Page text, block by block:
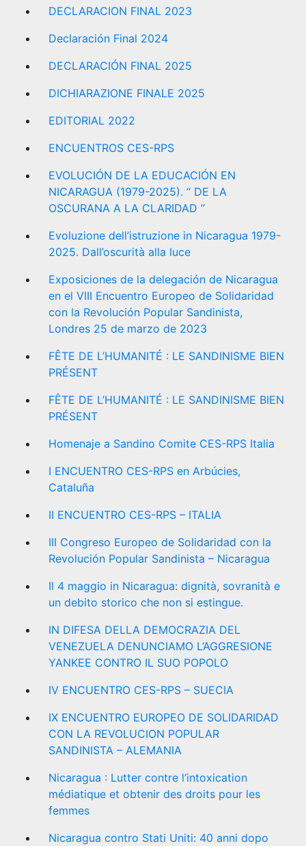
DECLARACION FINAL 2023
Declaración Final 2024
DECLARACIÓN FINAL 2025
DICHIARAZIONE FINALE 2025
EDITORIAL 2022
ENCUENTROS CES-RPS
EVOLUCIÓN DE LA EDUCACIÓN EN
NICARAGUA (1979-2025). “ DE LA
OSCURANA A LA CLARIDAD ”
Evoluzione dell’istruzione in Nicaragua 1979-
2025. Dall’oscurità alla luce
Exposiciones de la delegación de Nicaragua
en el VIII Encuentro Europeo de Solidaridad
con la Revolución Popular Sandinista,
Londres 25 de marzo de 2023
FÊTE DE L’HUMANITÉ : LE SANDINISME BIEN
PRÉSENT
FÊTE DE L’HUMANITÉ : LE SANDINISME BIEN
PRÉSENT
Homenaje a Sandino Comite CES-RPS Italia
I ENCUENTRO CES-RPS en Arbúcies,
Cataluña
II ENCUENTRO CES-RPS – ITALIA
III Congreso Europeo de Solidaridad con la
Revolución Popular Sandinista – Nicaragua
Il 4 maggio in Nicaragua: dignità, sovranità e
un debito storico che non si estingue.
IN DIFESA DELLA DEMOCRAZIA DEL
VENEZUELA DENUNCIAMO L’AGGRESIONE
YANKEE CONTRO IL SUO POPOLO
IV ENCUENTRO CES-RPS – SUECIA
IX ENCUENTRO EUROPEO DE SOLIDARIDAD
CON LA REVOLUCION POPULAR
SANDINISTA – ALEMANIA
Nicaragua : Lutter contre l’intoxication
médiatique et obtenir des droits pour les
femmes
Nicaragua contro Stati Uniti: 40 anni dopo